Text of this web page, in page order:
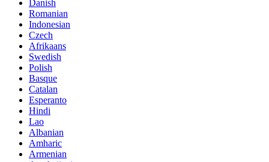
Danish
Romanian
Indonesian
Czech
Afrikaans
Swedish
Polish
Basque
Catalan
Esperanto
Hindi
Lao
Albanian
Amharic
Armenian